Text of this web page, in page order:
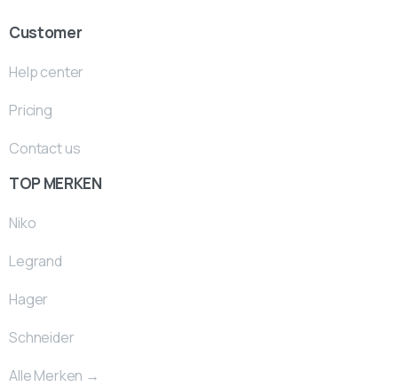
Customer
Help center
Pricing
Contact us
TOP MERKEN
Niko
Legrand
Hager
Schneider
Alle Merken →